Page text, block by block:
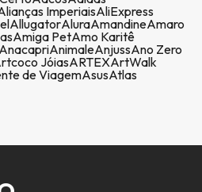
ImperiaisAliExpress
AllugatorAluraAmandineAmaro
Amiga PetAmo Karitê
AnacapriAnimaleAnjussAno Zero
JóiasARTEXArtWalk
de ViagemAsusAtlas